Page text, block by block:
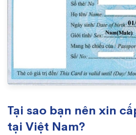
Tại sao bạn nên xin
tại Việt Nam?